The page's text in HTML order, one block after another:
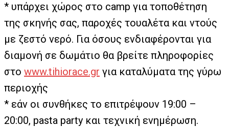
* υπάρχει χώρος στο camp για τοποθέτηση
της σκηνής σας, παροχές τουαλέτα και ντούς
με ζεστό νερό. Για όσους ενδιαφέρονται για
διαμονή σε δωμάτιο θα βρείτε πληροφορίες
στο www.tihiorace.gr για καταλύματα της γύρω
περιοχής
* εάν οι συνθήκες το επιτρέψουν 19:00 –
20:00, pasta party και τεχνική ενημέρωση.